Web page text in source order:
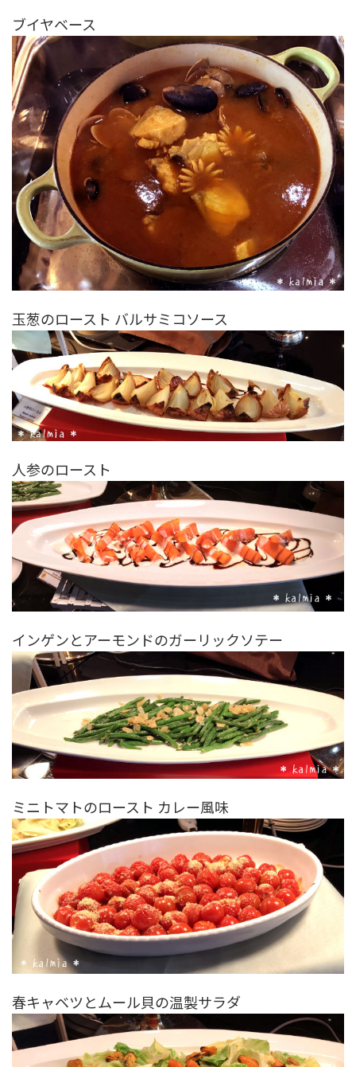
ブイヤベース
玉葱のロースト バルサミコソース
人参のロースト
インゲンとアーモンドのガーリックソテー
ミニトマトのロースト カレー風味
春キャベツとムール貝の温製サラダ